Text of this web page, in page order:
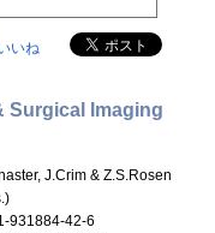
いね
Surgical Imaging
J.Crim & Z.S.Rosen
931884-42-6